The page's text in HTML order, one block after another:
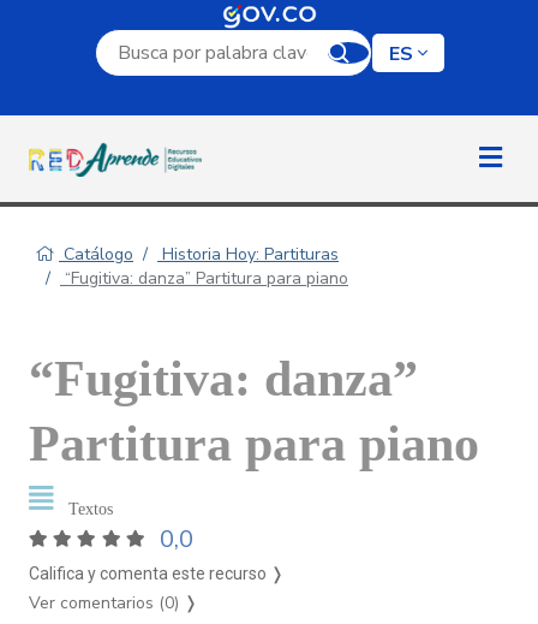
Campo de búsqueda por palabra clave
ES
Catálogo
Historia Hoy: Partituras
“Fugitiva: danza” Partitura para piano
“Fugitiva: danza”
Partitura para piano
Textos
0,0
Califica y comenta este recurso ❭
Ver comentarios (0) ❭